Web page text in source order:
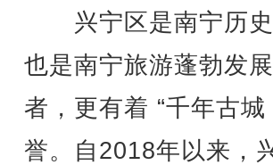
兴宁区是南宁历史
也是南宁旅游蓬勃发
者，更有着 “千年古
誉。自2018年以来，